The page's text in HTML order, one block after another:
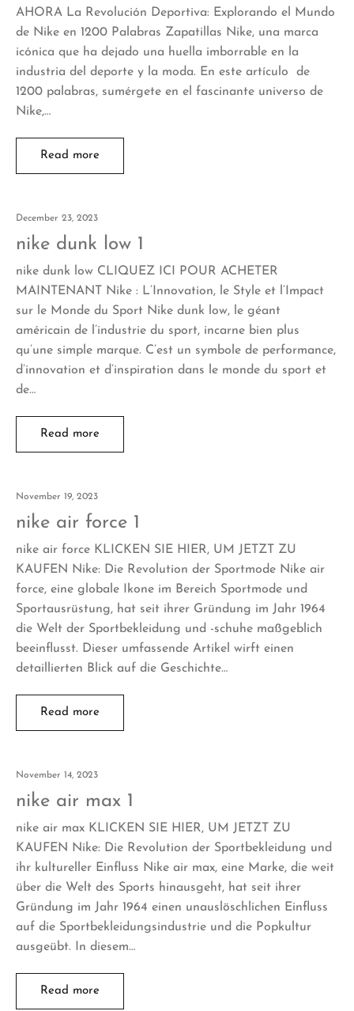
AHORA La Revolución Deportiva: Explorando el Mundo
de Nike en 1200 Palabras Zapatillas Nike, una marca
icónica que ha dejado una huella imborrable en la
industria del deporte y la moda. En este artículo de
1200 palabras, sumérgete en el fascinante universo de
Nike,…
Read more
December 23, 2023
nike dunk low 1
nike dunk low CLIQUEZ ICI POUR ACHETER
MAINTENANT Nike : L’Innovation, le Style et l’Impact
sur le Monde du Sport Nike dunk low, le géant
américain de l’industrie du sport, incarne bien plus
qu’une simple marque. C’est un symbole de performance,
d’innovation et d’inspiration dans le monde du sport et
de…
Read more
November 19, 2023
nike air force 1
nike air force KLICKEN SIE HIER, UM JETZT ZU
KAUFEN Nike: Die Revolution der Sportmode Nike air
force, eine globale Ikone im Bereich Sportmode und
Sportausrüstung, hat seit ihrer Gründung im Jahr 1964
die Welt der Sportbekleidung und -schuhe maßgeblich
beeinflusst. Dieser umfassende Artikel wirft einen
detaillierten Blick auf die Geschichte…
Read more
November 14, 2023
nike air max 1
nike air max KLICKEN SIE HIER, UM JETZT ZU
KAUFEN Nike: Die Revolution der Sportbekleidung und
ihr kultureller Einfluss Nike air max, eine Marke, die weit
über die Welt des Sports hinausgeht, hat seit ihrer
Gründung im Jahr 1964 einen unauslöschlichen Einfluss
auf die Sportbekleidungsindustrie und die Popkultur
ausgeübt. In diesem…
Read more